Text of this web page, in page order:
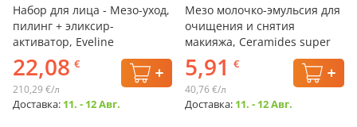
Набор для лица - Мезо-уход,
пилинг + эликсир-
активатор, Eveline
22,08 €
210,29 €/л
Доставка: 11. - 12 Авг.
Мезо молочко-эмульсия для
очищения и снятия
макияжа, Ceramides super
pre-needles, Eveline, 145 мл
5,91 €
40,76 €/л
Доставка: 11. - 12 Авг.